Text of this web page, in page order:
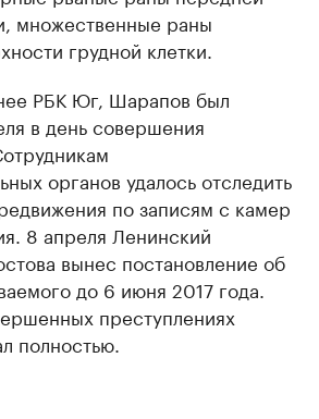
множественные раны
грудной клетки.
РБК Юг, Шарапов был
в день совершения
органов удалось отследить
по записям с камер
8 апреля Ленинский
вынес постановление об
до 6 июня 2017 года.
преступлениях
полностью.